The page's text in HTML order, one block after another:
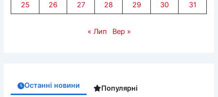
25 26 27 28 29 30 31
« Лип Вер »
Останні новини Популярні